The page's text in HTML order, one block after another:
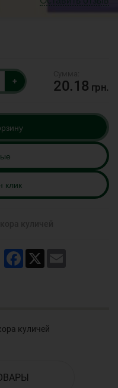
+ 20.18 грн.
клик
Facebook
куличей